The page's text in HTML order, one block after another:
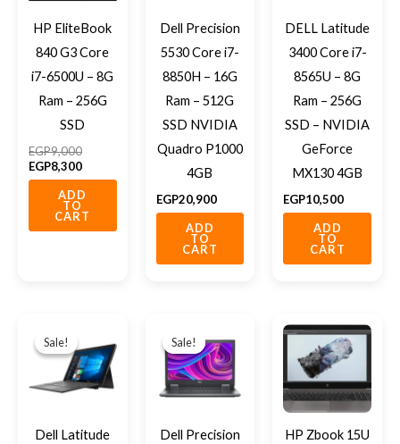
HP EliteBook
840 G3 Core
i7-6500U – 8G
Ram – 256G
SSD
EGP9,000
EGP8,300
ADD
TO
CART
Dell Precision
5530 Core i7-
8850H – 16G
Ram – 512G
SSD NVIDIA
Quadro P1000
4GB
EGP20,900
ADD
TO
CART
DELL Latitude
3400 Core i7-
8565U – 8G
Ram – 256G
SSD – NVIDIA
GeForce
MX130 4GB
EGP10,500
ADD
TO
CART
Sale!
Sale!
Dell Latitude
was:
EGP14,000.
is:
EGP13,000.
Sale!
Sale!
Dell Precision
was:
EGP27,000.
is:
EGP21,700.
HP Zbook 15U